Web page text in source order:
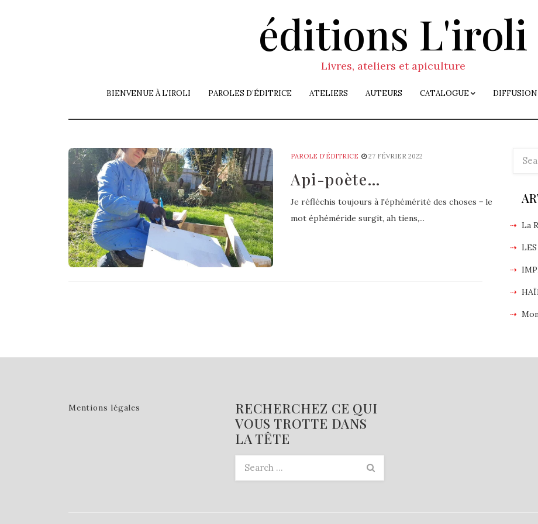
éditions L'iroli
Livres, ateliers et apiculture
BIENVENUE À L’IROLI PAROLES D’ÉDITRICE ATELIERS AUTEURS CATALOGUE DIFFUSION
PAROLE D'ÉDITRICE 27 FÉVRIER 2022
Api-poète…
Je réfléchis toujours à l'éphémérité des choses − le
mot éphéméride surgit, ah tiens,...
La
Mentions légales
RECHERCHEZ CE QUI
VOUS TROTTE DANS
LA TÊTE